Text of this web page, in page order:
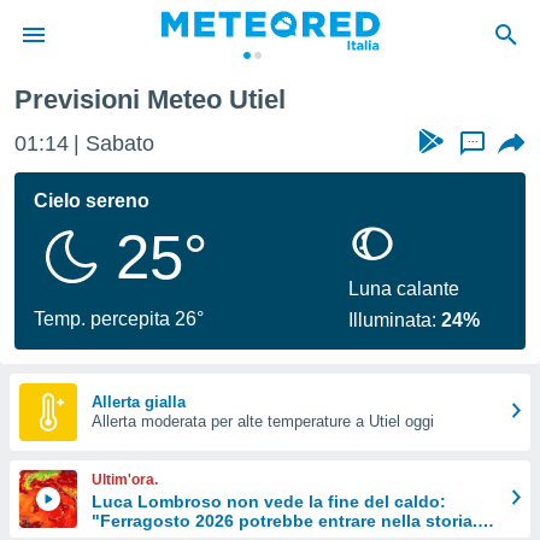
di
per
le
di
Web
le
Previsioni Meteo Utiel
01:14 Sabato ...
Cielo sereno
25°
Temp. percepita 26°
Luna calante
Illuminata:24%
Allerta gialla
Allerta moderata per alte temperature a Utiel oggi
Ultim'ora.
Luca Lombroso non vede la fine del caldo:
"Ferragosto 2026 potrebbe entrare nella storia.